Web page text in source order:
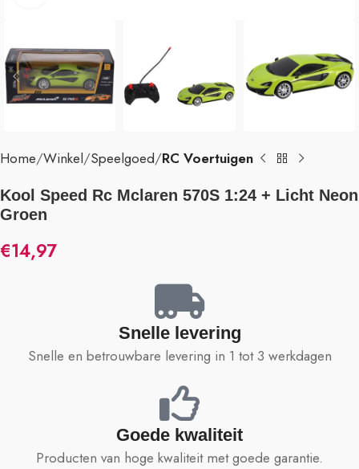
Home Winkel Speelgoed RC Voertuigen
Kool Speed Rc Mclaren 570S 1:24 + Licht Neon
Groen
€14,97
Snelle levering
Snelle en betrouwbare levering in 1 tot 3 werkdagen
Goede kwaliteit
Producten van hoge kwaliteit met goede garantie.